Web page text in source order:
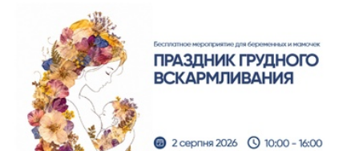
Хирургическое отделение
Эндокринология
Для детей
Детская аллергология